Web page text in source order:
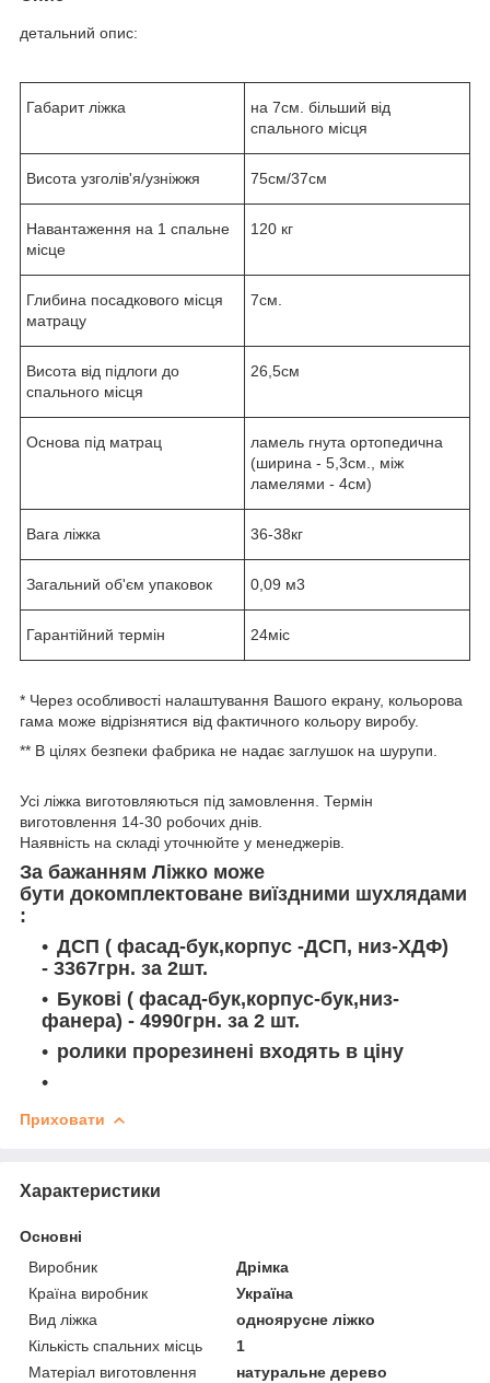
детальний опис:
Габарит ліжка
на 7см. більший від
спального місця
Висота узголів'я/узніжжя 75см/37см
Навантаження на 1 спальне
місце
120 кг
Глибина посадкового місця
матрацу
7см.
Висота від підлоги до
спального місця
26,5см
Основа під матрац
ламель гнута ортопедична
(ширина - 5,3см., між
ламелями - 4см)
Вага ліжка 36-38кг
Загальний об'єм упаковок 0,09 м3
Гарантійний термін 24міс
* Через особливості налаштування Вашого екрану, кольорова
гама може відрізнятися від фактичного кольору виробу.
** В цілях безпеки фабрика не надає заглушок на шурупи.
Усі ліжка виготовляються під замовлення. Термін
виготовлення 14-30 робочих днів.
Наявність на складі уточнюйте у менеджерів.
За бажанням Ліжко може
бути докомплектоване виїздними шухлядами
:
ДСП ( фасад-бук,корпус -ДСП, низ-ХДФ)
- 3367грн. за 2шт.
Букові ( фасад-бук,корпус-бук,низ-
фанера) - 4990грн. за 2 шт.
ролики прорезинені входять в ціну
Приховати
Характеристики
Основні
Виробник
Дрімка
Країна виробник
Україна
Вид ліжка
одноярусне ліжко
Кількість спальних місць
1
Матеріал виготовлення
натуральне дерево